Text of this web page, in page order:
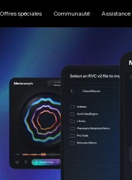
Offres spéciales Communauté Assistance